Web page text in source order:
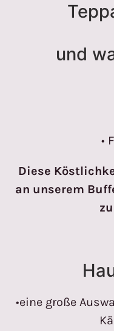
und
•
Diese
an unserem
•eine große